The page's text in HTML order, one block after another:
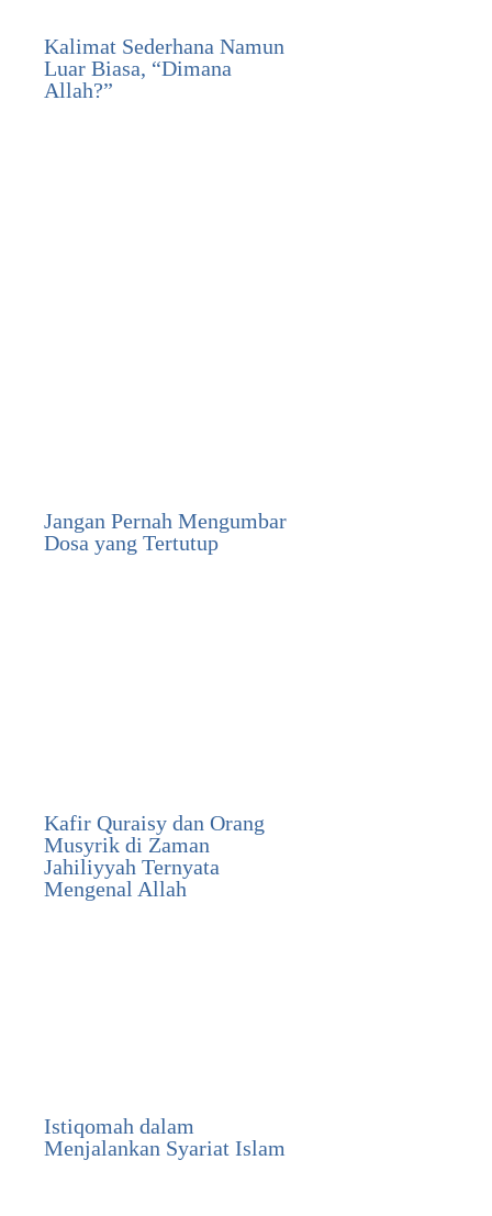
Kalimat Sederhana Namun
Luar Biasa, “Dimana
Allah?”
Jangan Pernah Mengumbar
Dosa yang Tertutup
Kafir Quraisy dan Orang
Musyrik di Zaman
Jahiliyyah Ternyata
Mengenal Allah
Istiqomah dalam
Menjalankan Syariat Islam